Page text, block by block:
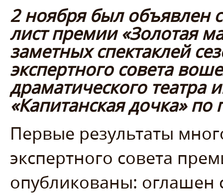
2 ноября был объявлен
лист премии «Золотая
заметных спектаклей
экспертного совета
драматического театра
«Капитанская дочка»
Первые результаты
экспертного совета
опубликованы: оглашен